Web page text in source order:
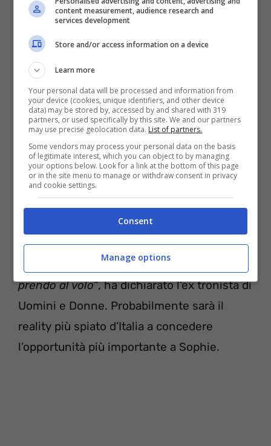
In affetti basta guardare le foto per capire
che davvero la somiglianza è notevole.
Intanto Sophie sulle pagine di
svelato com’è andata con Matteo Ranieri:
Mi ha lasciato lui.Diceva che non gli
piacevo né esteticamente né
caratterialmente… Insomma una brutta
persona, tutt’altro rispetto a come si era
mostrato. Non ero ancora innamorata, ma
ero molto presa edè stata una delusione.
Una delle tante: sono piuttosto sfigata con
gli uomini, ma se al GF trovo l’amore lo
prendo al volo”, ha dichiarato l’ex tronista di
Uomini e Donne. Probabilmente sarà il
reality più spiato d’Italia a concedere
l’opportunità più importante a Sophie.
content measurement, audience research and
services development
Store and/or access information on a device
Learn more
Your personal data will be processed and information from
your device (cookies, unique identifiers, and other device
data) may be stored by, accessed by and shared with 319
partners, or used specifically by this site. We and our partners
may use precise geolocation data. List of partners.
Some vendors may process your personal data on the basis
of legitimate interest, which you can object to by managing
your options below. Look for a link at the bottom of this page
or in the site menu to manage or withdraw consent in privacy
and cookie settings.
Consent
Manage options